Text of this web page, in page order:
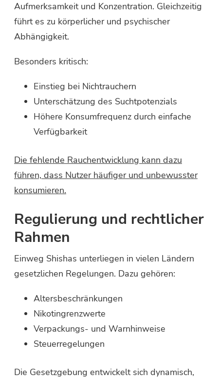
Aufmerksamkeit und Konzentration. Gleichzeitig
führt es zu körperlicher und psychischer
Abhängigkeit.
Besonders kritisch:
Einstieg bei Nichtrauchern
Unterschätzung des Suchtpotenzials
Höhere Konsumfrequenz durch einfache
Verfügbarkeit
Die fehlende Rauchentwicklung kann dazu
führen, dass Nutzer häufiger und unbewusster
konsumieren.
Regulierung und rechtlicher
Rahmen
Einweg Shishas unterliegen in vielen Ländern
gesetzlichen Regelungen. Dazu gehören:
Altersbeschränkungen
Nikotingrenzwerte
Verpackungs- und Warnhinweise
Steuerregelungen
Die Gesetzgebung entwickelt sich dynamisch,